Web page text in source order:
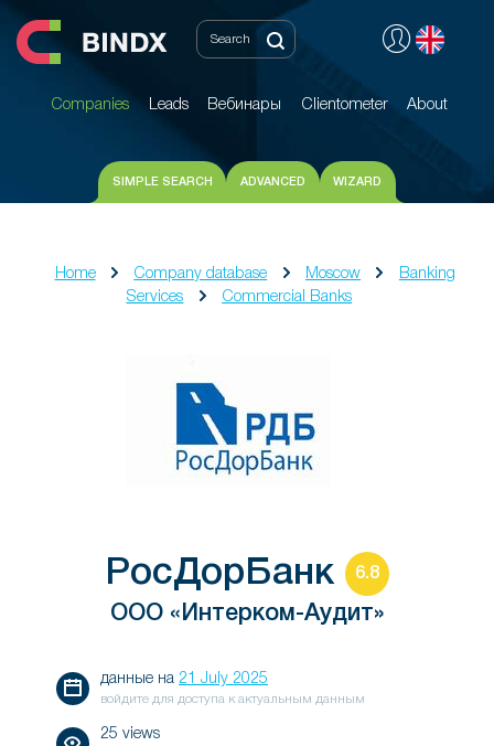
Companies Leads Вебинары Clientometer About
Companies Leads Вебинары Clientometer About
SIMPLE SEARCH ADVANCED WIZARD
Home Company database Moscow
Banking
Services
Commercial Banks
РосДорБанк 6.8
ООО «Интерком-Аудит»
данные на 21 July 2025
войдите для доступа к актуальным данным
25 views